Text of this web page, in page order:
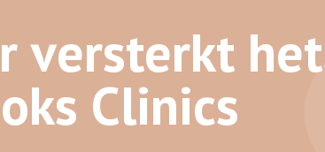
rversterkt het
oks Clinics